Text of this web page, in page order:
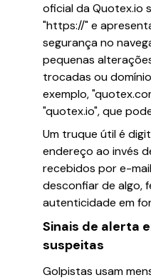
oficial da Quotex.io
"https://" e
segurança no
pequenas
trocadas ou
exemplo,
"quotex.io", que
Um truque útil é
endereço ao invés
recebidos por e-
desconfiar de algo,
autenticidade em
Sinais de alerta
suspeitas
Golpistas usam